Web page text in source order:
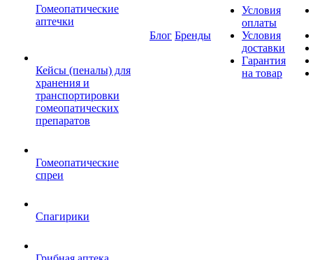
Гомеопатические
аптечки
Кейсы (пеналы) для
хранения и
транспортировки
гомеопатических
препаратов
Гомеопатические
спреи
Спагирики
Блог Бренды
Условия
оплаты
Условия
доставки
Гарантия
на товар